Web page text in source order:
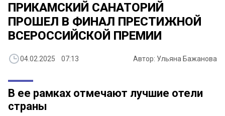
ПРИКАМСКИЙ САНАТОРИЙ
ПРОШЕЛ В ФИНАЛ ПРЕСТИЖНОЙ
ВСЕРОССИЙСКОЙ ПРЕМИИ
04.02.2025 07:13 Автор: Ульяна Бажанова
В ее рамках отмечают лучшие отели
страны